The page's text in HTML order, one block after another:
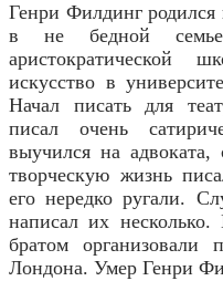
Генри Филдинг
в не бедной
аристократической
искусство в
Начал писать для
писал очень
выучился на адвоката,
творческую жизнь
его нередко ругали.
написал их
братом организовали
Лондона. Умер Генри